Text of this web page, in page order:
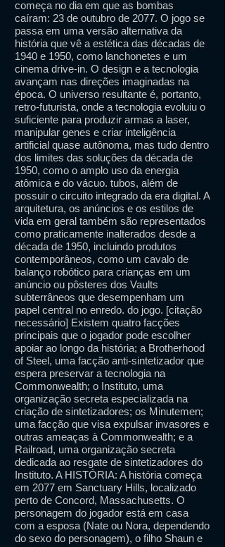
começa no dia em que as bombas
caíram: 23 de outubro de 2077. O jogo se
passa em uma versão alternativa da
história que vê a estética das décadas de
1940 e 1950, como lanchonetes e um
cinema drive-in. O design e a tecnologia
avançam nas direções imaginadas na
época. O universo resultante é, portanto,
retro-futurista, onde a tecnologia evoluiu o
suficiente para produzir armas a laser,
manipular genes e criar inteligência
artificial quase autônoma, mas tudo dentro
dos limites das soluções da década de
1950, como o amplo uso da energia
atômica e do vácuo. tubos, além de
possuir o circuito integrado da era digital. A
arquitetura, os anúncios e os estilos de
vida em geral também são representados
como praticamente inalterados desde a
década de 1950, incluindo produtos
contemporâneos, como um cavalo de
balanço robótico para crianças em um
anúncio ou pôsteres dos Vaults
subterrâneos que desempenham um
papel central no enredo. do jogo. [citação
necessário] Existem quatro facções
principais que o jogador pode escolher
apoiar ao longo da história; a Brotherhood
of Steel, uma facção anti-sintetizador que
espera preservar a tecnologia na
Commonwealth; o Instituto, uma
organização secreta especializada na
criação de sintetizadores; os Minutemen;
uma facção que visa expulsar invasores e
outras ameaças à Commonwealth; e a
Railroad, uma organização secreta
dedicada ao resgate de sintetizadores do
Instituto. A HISTÓRIA: A história começa
em 2077 em Sanctuary Hills, localizado
perto de Concord, Massachusetts. O
personagem do jogador está em casa
com a esposa (Nate ou Nora, dependendo
do sexo do personagem), o filho Shaun e